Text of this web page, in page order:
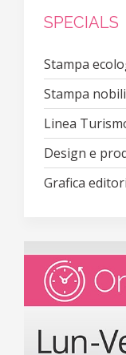
SPECIALS
Stampa
Stampa
Linea
Design e
Grafica